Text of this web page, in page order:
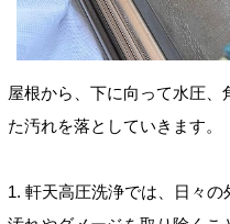
屋根から、下に向って水圧
た汚れを落としていきます。
1. 軒天高圧洗浄では、日々